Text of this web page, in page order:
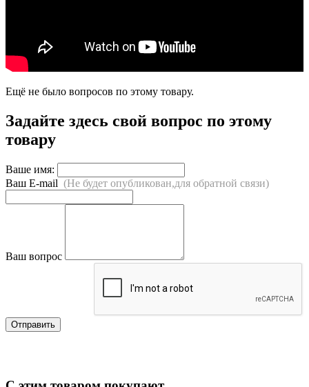
Ещё не было вопросов по этому товару.
Задайте здесь свой вопрос по этому
товару
Ваше имя:
Ваш E-mail (Не будет опубликован,для обратной связи)
Ваш вопрос
Отправить